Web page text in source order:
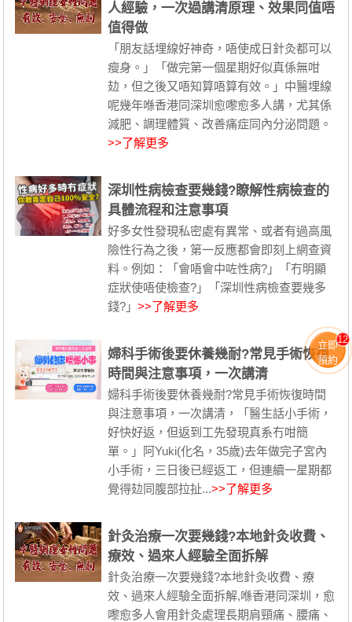
人經驗，一次過講清原理、效果同值唔
值得做
「朋友話埋線好神奇，唔使成日針灸都可以
瘦身。」「做完第一個星期好似真係無咁
攰，但之後又唔知算唔算有效。」中醫埋線
呢幾年喺香港同深圳愈嚟愈多人講，尤其係
減肥、調理體質、改善痛症同內分泌問題。
>>了解更多
深圳性病檢查要幾錢?瞭解性病檢查的
具體流程和注意事項
好多女性發現私密處有異常、或者有過高風
險性行為之後，第一反應都會即刻上網查資
料。例如：「會唔會中咗性病?」「冇明顯
症狀使唔使檢查?」「深圳性病檢查要幾多
錢?」>>了解更多
婦科手術後要休養幾耐?常見手術恢復
時間與注意事項，一次講清
婦科手術後要休養幾耐?常見手術恢復時間
與注意事項，一次講清，「醫生話小手術，
好快好返，但返到工先發現真系冇咁簡
單。」阿Yuki(化名，35歲)去年做完子宮內
小手術，三日後已經返工，但連續一星期都
覺得攰同腹部拉扯...>>了解更多
針灸治療一次要幾錢?本地針灸收費、
療效、過來人經驗全面拆解
針灸治療一次要幾錢?本地針灸收費、療
效、過來人經驗全面拆解,喺香港同深圳，愈
嚟愈多人會用針灸處理長期肩頸痛、腰痛、
立即
預約
12